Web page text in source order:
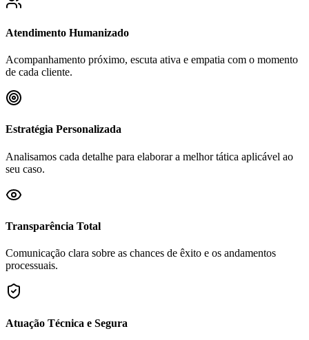
Atendimento Humanizado
Acompanhamento próximo, escuta ativa e empatia com o momento
de cada cliente.
Estratégia Personalizada
Analisamos cada detalhe para elaborar a melhor tática aplicável ao
seu caso.
Transparência Total
Comunicação clara sobre as chances de êxito e os andamentos
processuais.
Atuação Técnica e Segura